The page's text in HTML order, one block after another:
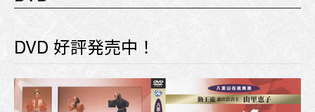
DVD 好評発売中！